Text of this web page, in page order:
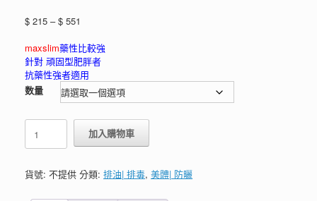
$ 215 – $ 551
範
圍：
$ 215
到
$ 551
maxslim藥性比較強
針對 頑固型肥胖者
抗藥性強者適用
数量
泰
JP
全
加入購物車
貨號: 不提供 分類: 排油| 排毒, 美體| 防曬